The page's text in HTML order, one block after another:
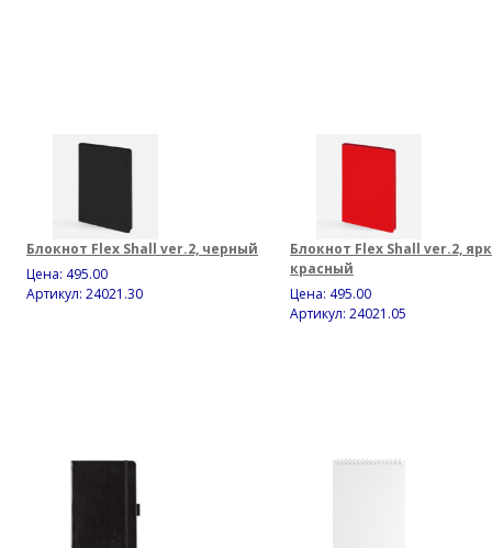
Блокнот Flex Shall ver.2, черный
Цена: 495.00
Артикул: 24021.30
Блокнот Flex Shall ver.2,
красный
Цена: 495.00
Артикул: 24021.05